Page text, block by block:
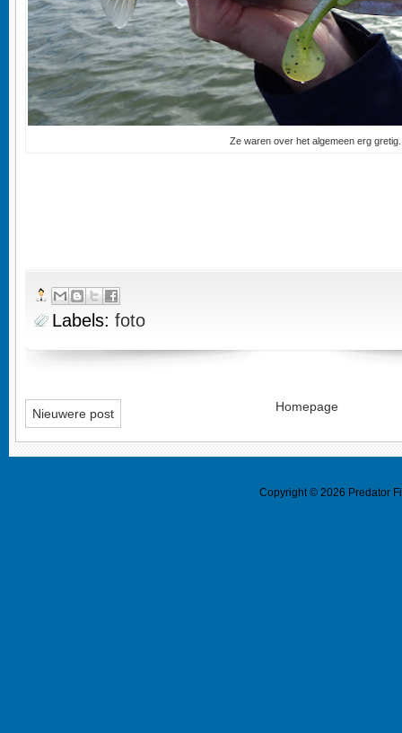
Ze waren over het algemeen erg gretig.
Labels: foto
Nieuwere post Homepage
Copyright © 2026 Predator